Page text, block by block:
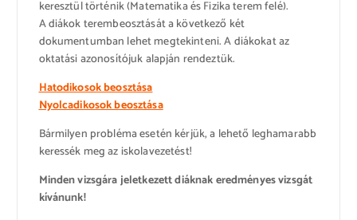
keresztül történik (Matematika és Fizika terem felé).
A diákok terembeosztását a következő két
dokumentumban lehet megtekinteni. A diákokat az
oktatási azonosítójuk alapján rendeztük.
Hatodikosok beosztása
Nyolcadikosok beosztása
Bármilyen probléma esetén kérjük, a lehető leghamarabb
keressék meg az iskolavezetést!
Minden vizsgára jeletkezett diáknak eredményes vizsgát
kívánunk!